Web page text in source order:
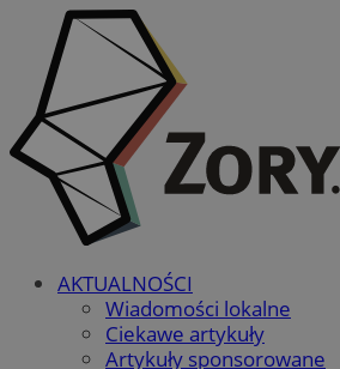
AKTUALNOŚCI
Wiadomości lokalne
Ciekawe artykuły
Artykuły sponsorowane